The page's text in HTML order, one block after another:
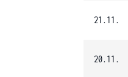
21.11.
20.11.